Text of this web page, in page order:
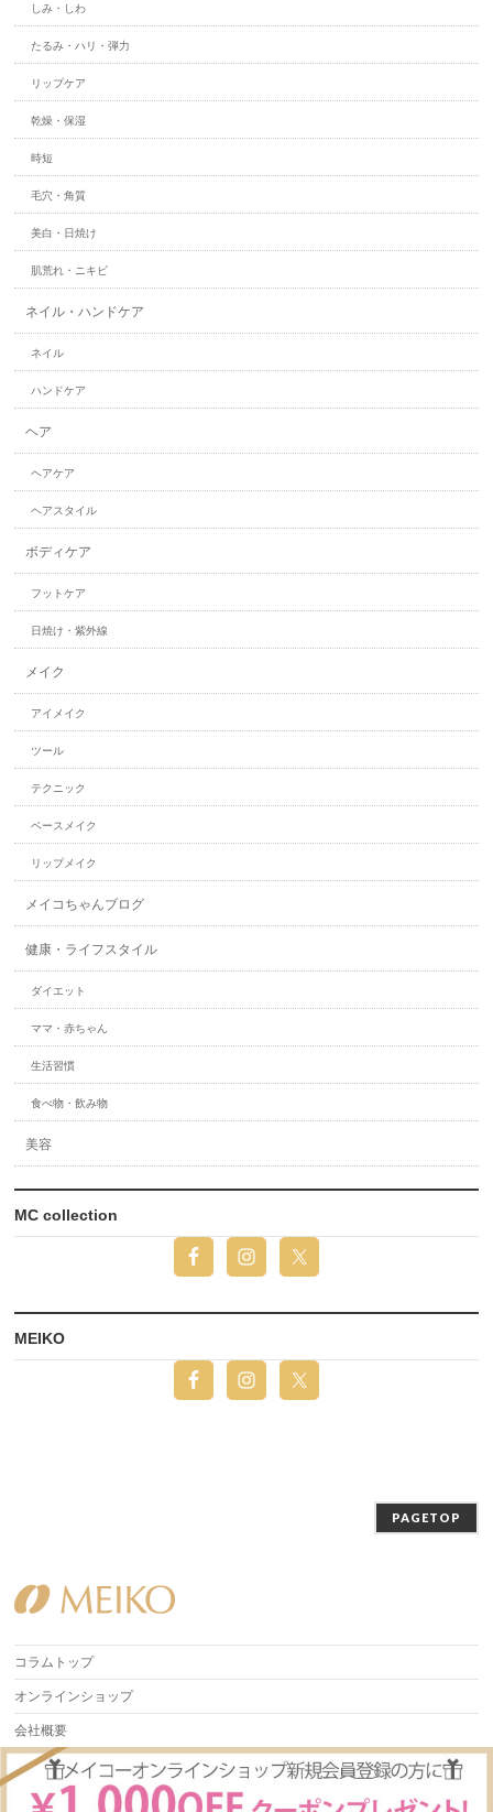
しみ・しわ
たるみ・ハリ・弾力
リップケア
乾燥・保湿
時短
毛穴・角質
美白・日焼け
肌荒れ・ニキビ
ネイル・ハンドケア
ネイル
ハンドケア
ヘア
ヘアケア
ヘアスタイル
ボディケア
フットケア
日焼け・紫外線
メイク
アイメイク
ツール
テクニック
ベースメイク
リップメイク
メイコちゃんブログ
健康・ライフスタイル
ダイエット
ママ・赤ちゃん
生活習慣
食べ物・飲み物
美容
MC collection
MEIKO
PAGETOP
コラムトップ
オンラインショップ
会社概要
Copyright ©Beauty Column 美容コラム | MEIKO All Rights Reserved.